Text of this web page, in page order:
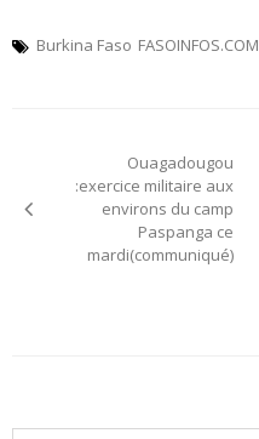
Burkina Faso FASOINFOS.COM
l’article
Ouagadougou
:exercice militaire aux
environs du camp
Paspanga ce
mardi(communiqué)